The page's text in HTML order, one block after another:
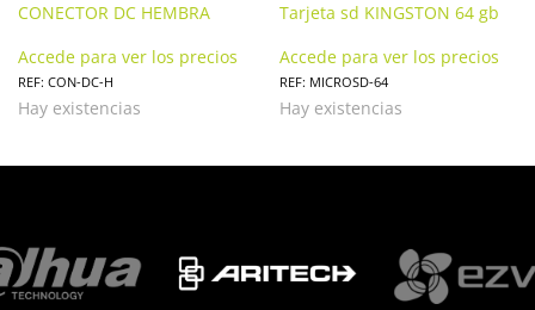
CONECTOR DC HEMBRA
Accede para ver los precios
REF: CON-DC-H
Hay existencias
Tarjeta sd KINGSTON 64 gb
Accede para ver los precios
REF: MICROSD-64
Hay existencias